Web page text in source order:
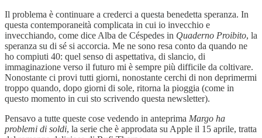
Il problema è continuare a crederci a questa benedetta speranza. In
questa contemporaneità complicata in cui io invecchio e
invecchiando, come dice Alba de Céspedes in Quaderno Proibito, la
speranza su di sé si accorcia. Me ne sono resa conto da quando ne
ho compiuti 40: quel senso di aspettativa, di slancio, di
immaginazione verso il futuro mi è sempre più difficile da coltivare.
Nonostante ci provi tutti giorni, nonostante cerchi di non deprimermi
troppo quando, dopo giorni di sole, ritorna la pioggia (come in
questo momento in cui sto scrivendo questa newsletter).
Pensavo a tutte queste cose vedendo in anteprima Margo ha
problemi di soldi, la serie che è approdata su Apple il 15 aprile, tratta